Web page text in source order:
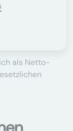
als Netto-